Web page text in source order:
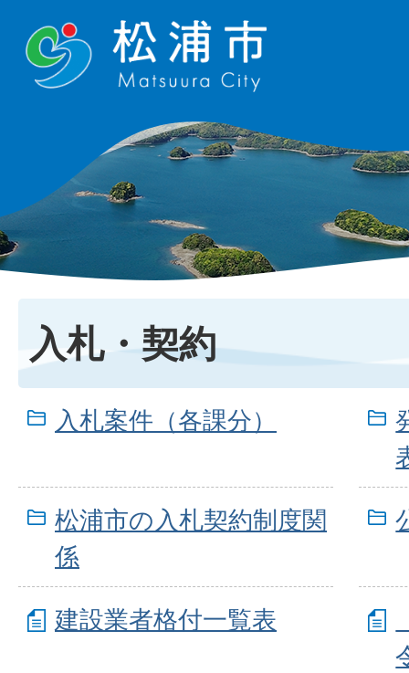
入札・契約
入札案件（各課分）
松浦市の入札契約制度関
係
建設業者格付一覧表